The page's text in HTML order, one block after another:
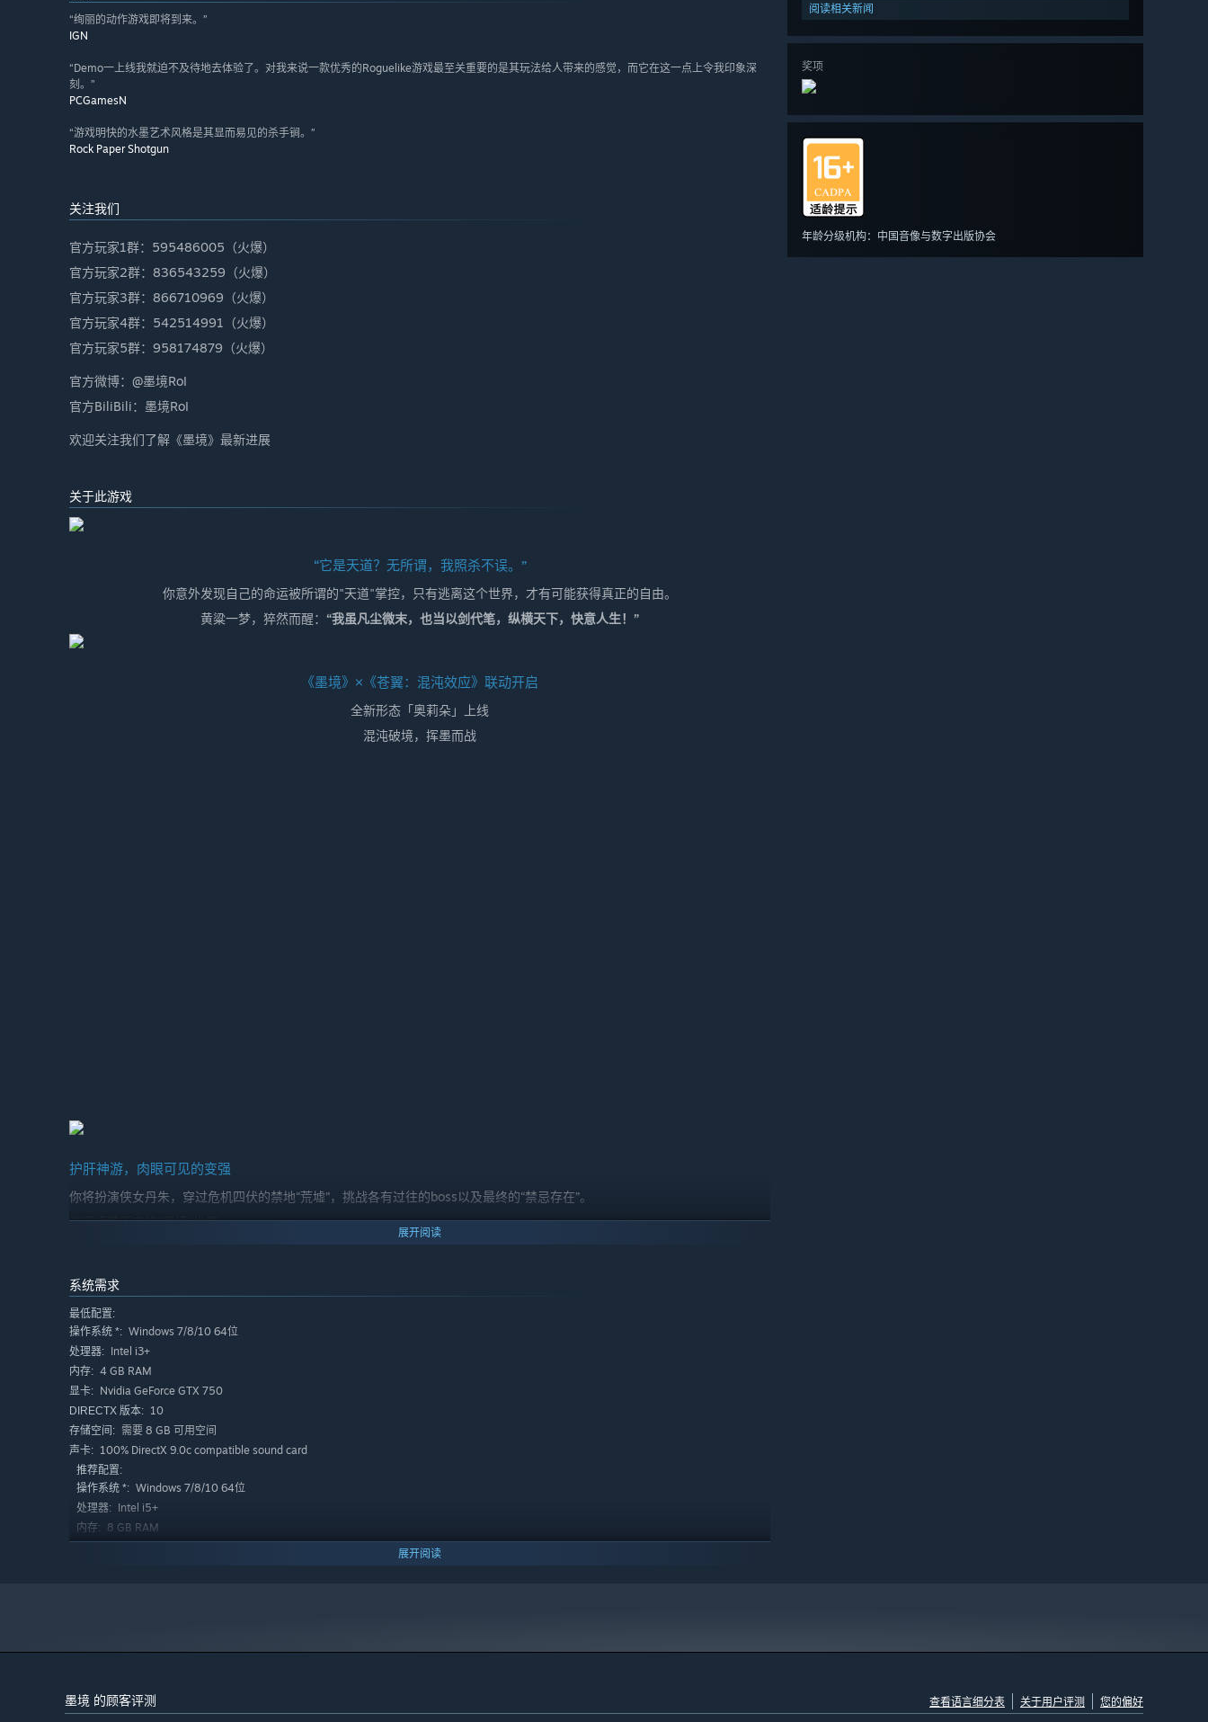
阅读相关新闻
奖项
年龄分级机构：中国音像与数字出版协会
“绚丽的动作游戏即将到来。”
IGN
“Demo一上线我就迫不及待地去体验了。对我来说一款优秀的Roguelike游戏最至关重要的是其玩法给人带来的感觉，而它在这一点上令我印象深
刻。”
PCGamesN
“游戏明快的水墨艺术风格是其显而易见的杀手锏。”
Rock Paper Shotgun
关注我们
官方玩家1群：595486005（火爆）
官方玩家2群：836543259（火爆）
官方玩家3群：866710969（火爆）
官方玩家4群：542514991（火爆）
官方玩家5群：958174879（火爆）
官方微博：@墨境RoI
官方BiliBili：墨境RoI
欢迎关注我们了解《墨境》最新进展
关于此游戏
“它是天道？无所谓，我照杀不误。”
你意外发现自己的命运被所谓的"天道"掌控，只有逃离这个世界，才有可能获得真正的自由。
黄粱一梦，猝然而醒： “我虽凡尘微末，也当以剑代笔，纵横天下，快意人生！”
《墨境》×《苍翼：混沌效应》联动开启
全新形态「奥莉朵‌」上线
混沌破境，挥墨而战
护肝神游，肉眼可见的变强
你将扮演侠女丹朱，穿过危机四伏的禁地“荒墟”，挑战各有过往的boss以及最终的“禁忌存在”。
逃离恒常不变的"墨境"世界。
11+“画皮”玩法：切换多种战斗形态，燃魂激战。
展开阅读
系统需求
最低配置:
操作系统 *: Windows 7/8/10 64位
处理器: Intel i3+
内存: 4 GB RAM
显卡: Nvidia GeForce GTX 750
DIRECTX 版本: 10
存储空间: 需要 8 GB 可用空间
声卡: 100% DirectX 9.0c compatible sound card
推荐配置:
操作系统 *: Windows 7/8/10 64位
处理器: Intel i5+
内存: 8 GB RAM
展开阅读
墨境 的顾客评测 查看语言细分表 关于用户评测 您的偏好